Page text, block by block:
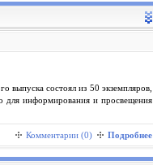
состоял из 50 экземпляров,
для информирования и просвещения
Комментарии (0) Подробнее